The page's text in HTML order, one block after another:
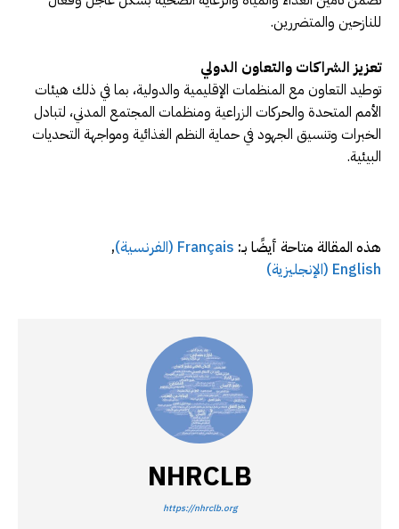
للنازحين والمتضررين.
تعزيز الشراكات والتعاون الدولي
توطيد التعاون مع المنظمات الإقليمية والدولية، بما في ذلك هيئات
الأمم المتحدة والحركات الزراعية ومنظمات المجتمع المدني، لتبادل
الخبرات وتنسيق الجهود في حماية النظم الغذائية ومواجهة التحديات
البيئية.
هذه المقالة متاحة أيضًا بـ: Français
(الفرنسية)
English
(الإنجليزية)
NHRCLB
https://nhrclb.org